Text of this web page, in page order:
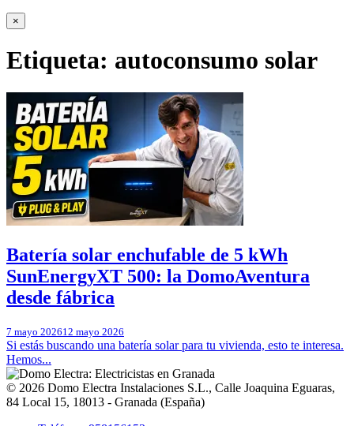
×
Etiqueta: autoconsumo solar
Batería solar enchufable de 5 kWh
SunEnergyXT 500: la DomoAventura
desde fábrica
7 mayo 202612 mayo 2026
Si estás buscando una batería solar para tu vivienda, esto te interesa.
Hemos...
© 2026 Domo Electra Instalaciones S.L., Calle Joaquina Eguaras,
84 Local 15, 18013 - Granada (España)